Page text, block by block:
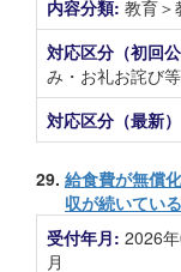
内容分類: 教育＞
対応区分（初回
み・お礼お詫び
対応区分（最新
29. 給食費が無償
収が続いてい
受付年月: 2026
月